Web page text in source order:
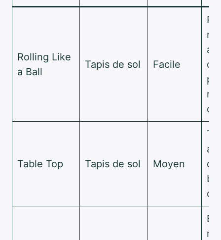
Rolling Like
a Ball
Tapis de sol Facile
de
du
Table Top Tapis de sol Moyen